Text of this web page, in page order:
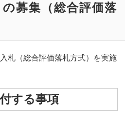
募集（総合評価落
札（総合評価落札方式）を実施
する事項